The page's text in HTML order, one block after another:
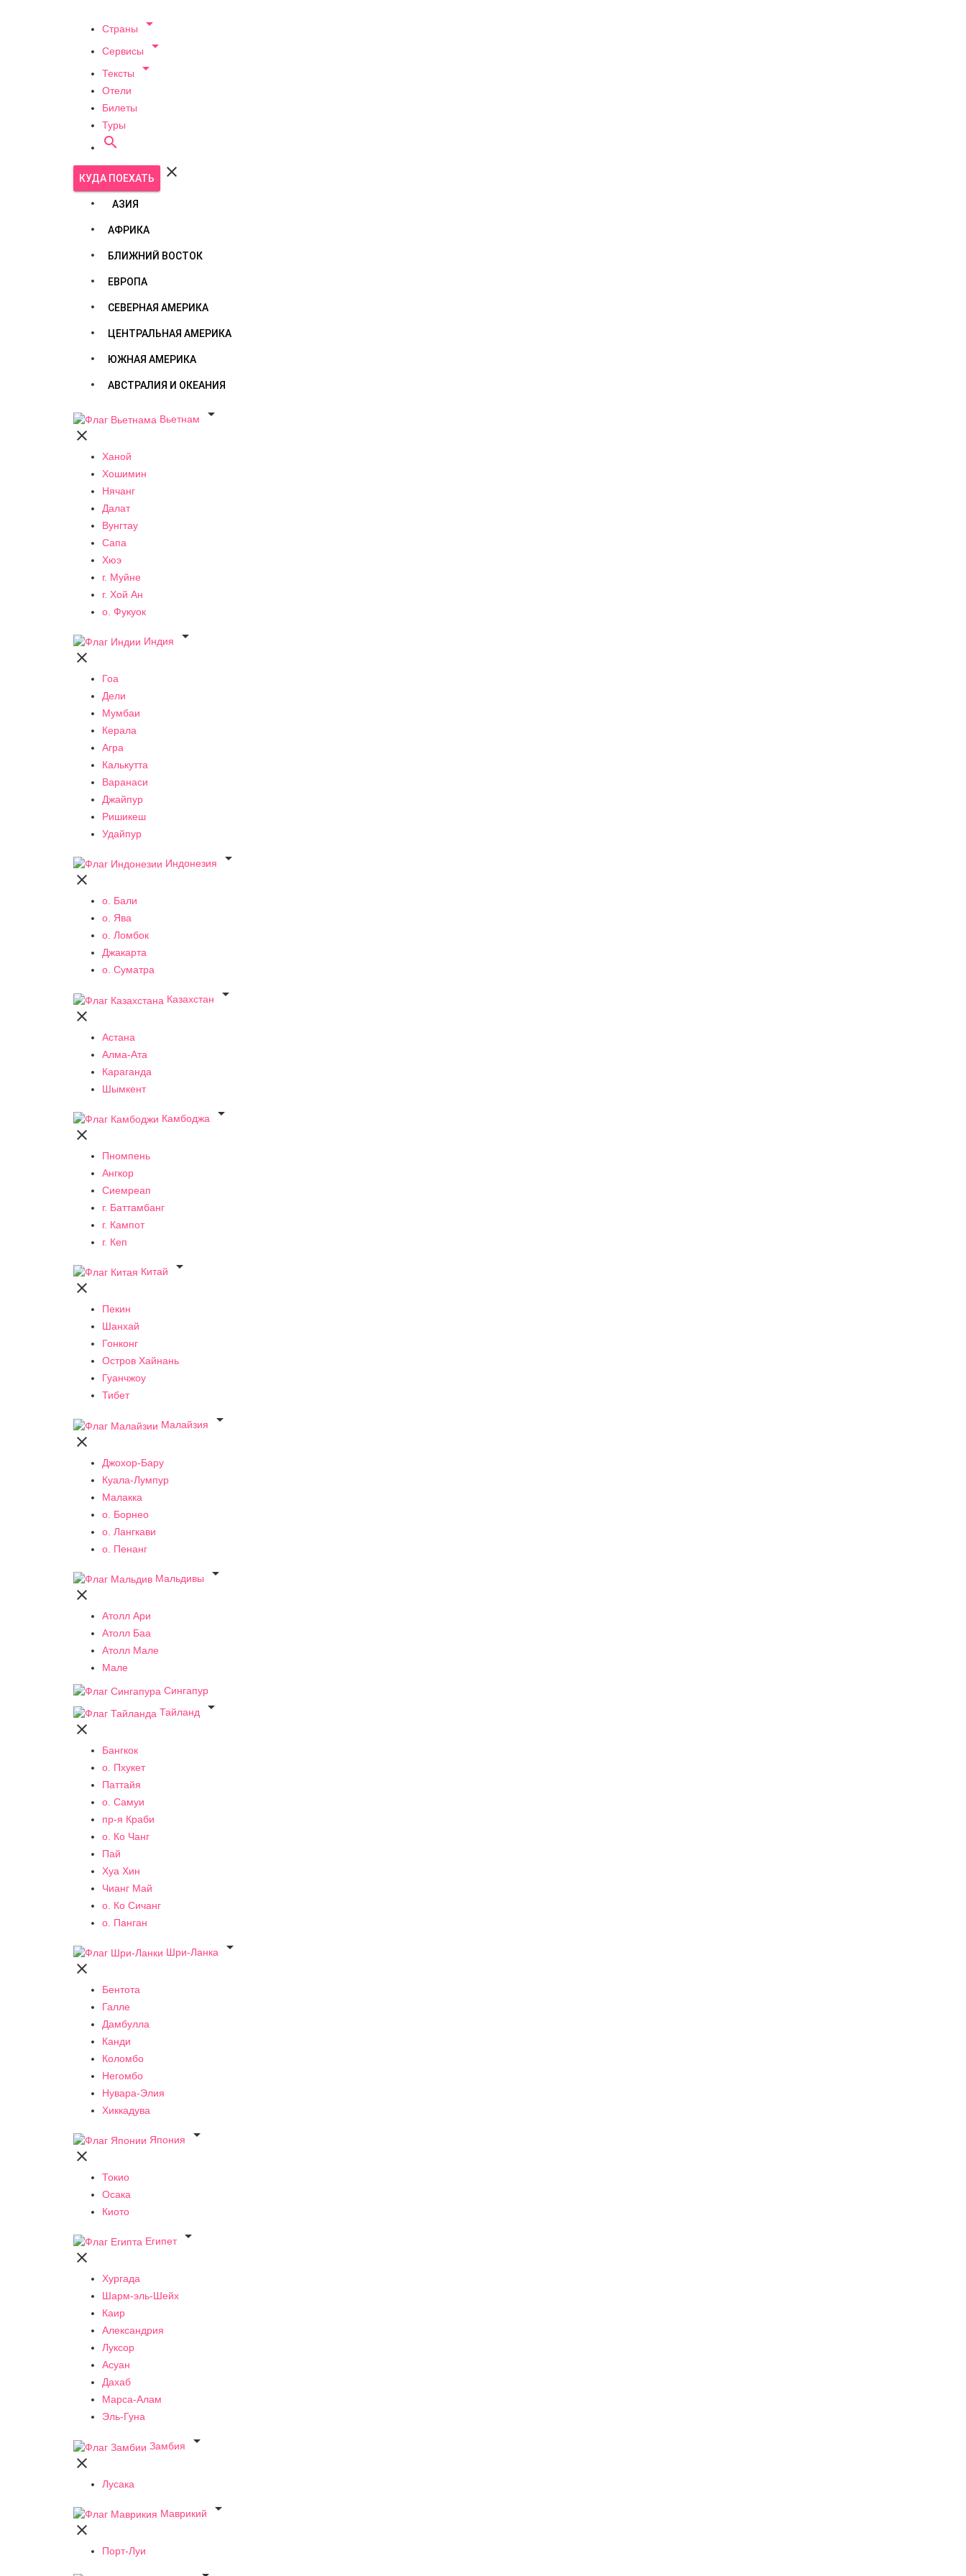
Страны 
Сервисы 
Тексты 
Отели
Билеты
Туры

КУДА ПОЕХАТЬ 
АЗИЯ
АФРИКА
БЛИЖНИЙ ВОСТОК
ЕВРОПА
СЕВЕРНАЯ АМЕРИКА
ЦЕНТРАЛЬНАЯ АМЕРИКА
ЮЖНАЯ АМЕРИКА
АВСТРАЛИЯ И ОКЕАНИЯ
Вьетнам


Ханой
Хошимин
Нячанг
Далат
Вунгтау
Сапа
Хюэ
г. Муйне
г. Хой Ан
о. Фукуок
Индия


Гоа
Дели
Мумбаи
Керала
Агра
Калькутта
Варанаси
Джайпур
Ришикеш
Удайпур
Индонезия


о. Бали
о. Ява
о. Ломбок
Джакарта
о. Суматра
Казахстан


Астана
Алма-Ата
Караганда
Шымкент
Камбоджа


Пномпень
Ангкор
Сиемреап
г. Баттамбанг
г. Кампот
г. Кеп
Китай


Пекин
Шанхай
Гонконг
Остров Хайнань
Гуанчжоу
Тибет
Малайзия


Джохор-Бару
Куала-Лумпур
Малакка
о. Борнео
о. Лангкави
о. Пенанг
Мальдивы


Атолл Ари
Атолл Баа
Атолл Мале
Мале
Сингапур
Тайланд


Бангкок
о. Пхукет
Паттайя
о. Самуи
пр-я Краби
о. Ко Чанг
Пай
Хуа Хин
Чианг Май
о. Ко Сичанг
о. Панган
Шри-Ланка


Бентота
Галле
Дамбулла
Канди
Коломбо
Негомбо
Нувара-Элия
Хиккадува
Япония


Токио
Осака
Киото
Египет


Хургада
Шарм-эль-Шейх
Каир
Александрия
Луксор
Асуан
Дахаб
Марса-Алам
Эль-Гуна
Замбия


Лусака
Маврикий


Порт-Луи